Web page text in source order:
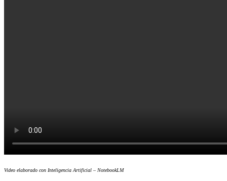
Video elaborado con Inteligencia Artificial – NotebookLM